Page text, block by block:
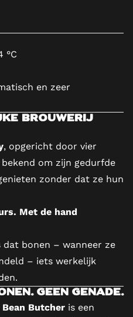
°C
en zeer
brouwerij
, opgericht door vier
om zijn gedurfde
zonder dat ze hun
Met de hand
dat bonen – wanneer ze
– iets werkelijk
Geen genade.
Butcher is een